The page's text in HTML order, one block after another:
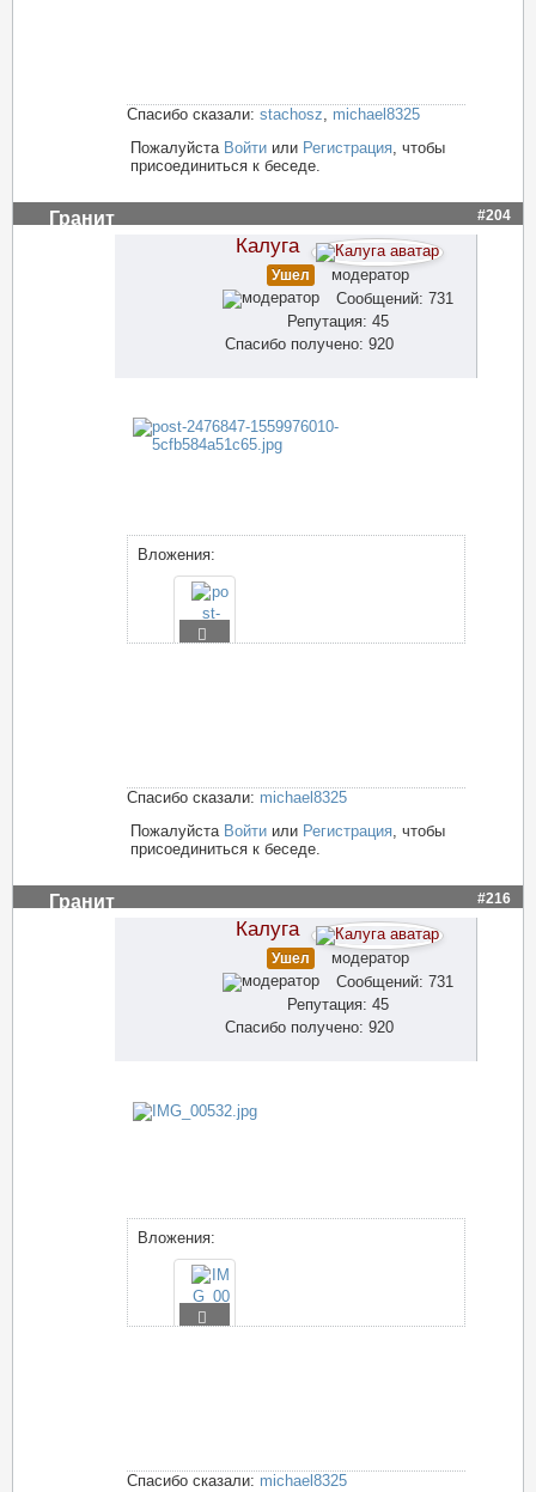
Спасибо сказали: stachosz
michael8325
Пожалуйста Войти или Регистрация , чтобы
присоединиться к беседе.
Гранит #204
Калуга
Ушел
модератор
Сообщений: 731
Репутация: 45
Спасибо получено: 920
Вложения:
Спасибо сказали: michael8325
Пожалуйста Войти или Регистрация, чтобы
присоединиться к беседе.
Гранит #216
Калуга
Ушел
модератор
Сообщений: 731
Репутация: 45
Спасибо получено: 920
Вложения:
Спасибо сказали: michael8325